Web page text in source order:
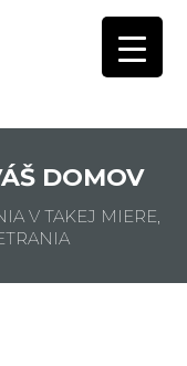
DOMOV
V TAKEJ MIERE,